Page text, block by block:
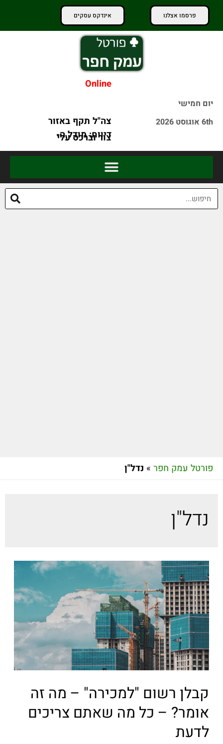
פרסמו אצלנו אינדקס עסקים
יום חמישי
6th אוגוסט 2026
Online
דיווח: מודל ה-
AI החדש של
מטא פרץ
לחברה אחרת
במהלך בדיקות
טראמפ: "מעדיף
לחתום על
הסכם כדי
פורטל עמק חפר » נדל"ן
נדל"ן
קבלן רשום "למכירה" – מה זה
אומר? – כל מה שאתם צריכים
לדעת